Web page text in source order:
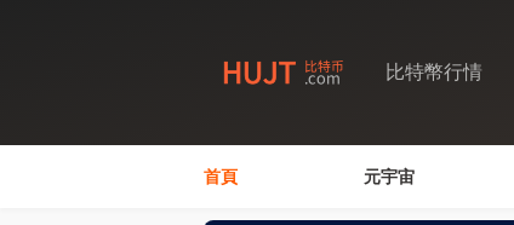
比特幣行情
首頁 元宇宙